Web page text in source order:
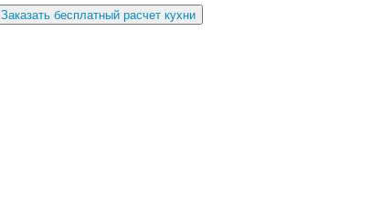
Заказать бесплатный расчет кухни